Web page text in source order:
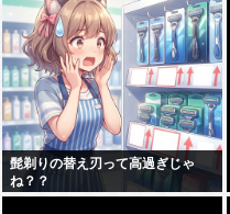
髭剃りの替え刃って高過ぎじゃ
ね？？